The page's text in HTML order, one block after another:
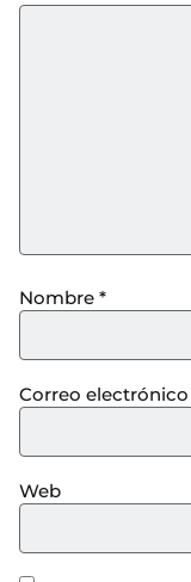
Nombre *
Correo electrónico
Web